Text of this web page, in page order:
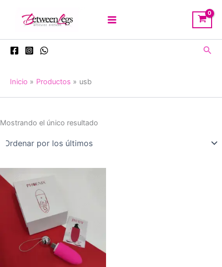
Inicio Productos usb
Mostrando el único resultado